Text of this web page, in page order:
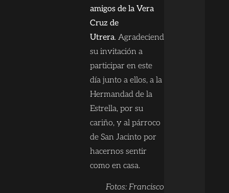
amigos de la Vera
Cruz de
Utrera. Agradeciendo
su invitación a
participar en este
día junto a ellos, a la
Hermandad de la
Estrella, por su
cariño, y al párroco
de San Jacinto por
hacernos sentir
como en casa.
Fotos: Francisco